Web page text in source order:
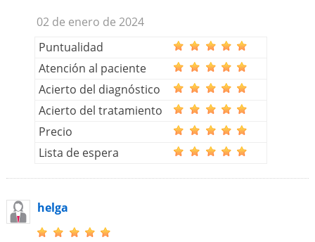
02 de enero de 2024
Puntualidad
Atención al paciente
Acierto del diagnóstico
Acierto del tratamiento
Precio
Lista de espera
helga